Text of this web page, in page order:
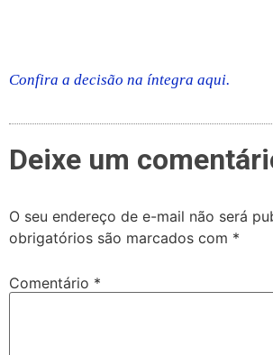
Confira a decisão na íntegra aqui.
Deixe um
O seu endereço de e-mail não será
obrigatórios são marcados com *
Comentário *